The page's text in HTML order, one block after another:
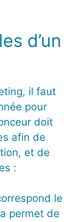
d’un
il faut
pour
doit
afin de
et de
:
le
permet de